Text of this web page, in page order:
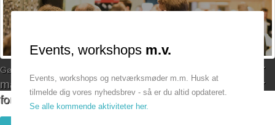
Gør din
AmagerErhverv arbejder
målrettet for at skabe flere ama'rkanske successer
for øens virksomheder og iværksættere.
Events, workshops m.v.
Events, workshops og netværksmøder m.m. Husk at
tilmelde dig vores nyhedsbrev - så er du altid opdateret.
Se alle kommende aktiviteter her.